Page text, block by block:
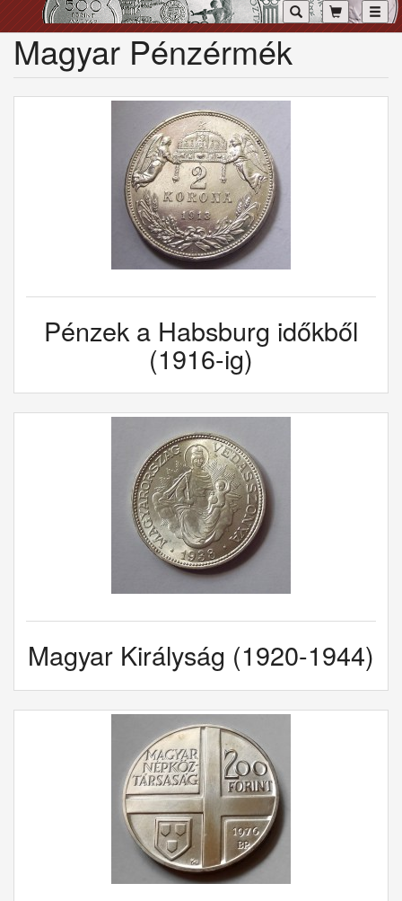
Magyar Pénzérmék
Pénzek a Habsburg időkből
(1916-ig)
Magyar Királyság (1920-1944)